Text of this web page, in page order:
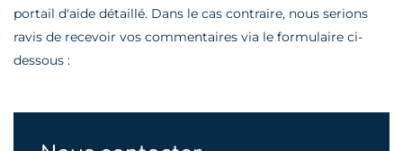
portail d'aide détaillé. Dans le cas contraire, nous serions
ravis de recevoir vos commentaires via le formulaire ci-
dessous :